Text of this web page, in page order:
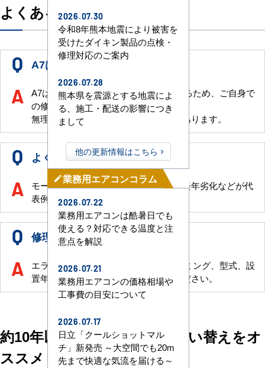
よくある質問
A7は自分で直せますか？
A7はモータや駆動部の異常が考えられるため、ご自身で
の修理はできません。
無理に動かすと故障が拡大する恐れがあります。
よくある原因は何ですか？
モータの故障、異物混入、配線不良、経年劣化などが代
表例です。
修理依頼のとき何を伝えるべき？
エラーコード（A7）、症状、発生タイミング、型式、設
置年、設置場所、ご連絡先をお伝えください。
約10年以上お使いの場合は買い替えをオ
ススメします
2026.07.30
令和8年熊本地震により被害を
受けたダイキン製品の点検・
修理対応のご案内
2026.07.28
熊本県を震源とする地震によ
る、施工・配送の影響につき
まして
他の更新情報はこちら
mode_edit業務用エアコンコラム
2026.07.22
業務用エアコンは酷暑日でも
使える？対応できる温度と注
意点を解説
2026.07.21
業務用エアコンの価格相場や
工事費の目安について
2026.07.17
日立「クールショットマル
チ」新発売 ～大空間でも20m
先まで快適な気流を届ける～